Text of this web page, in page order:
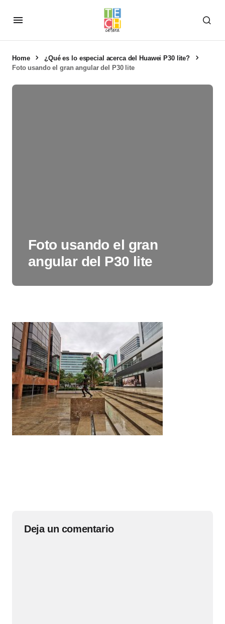
Home
¿Qué es lo especial acerca del Huawei P30 lite?
Foto usando el gran angular del P30 lite
Foto usando el gran
angular del P30 lite
Deja un comentario